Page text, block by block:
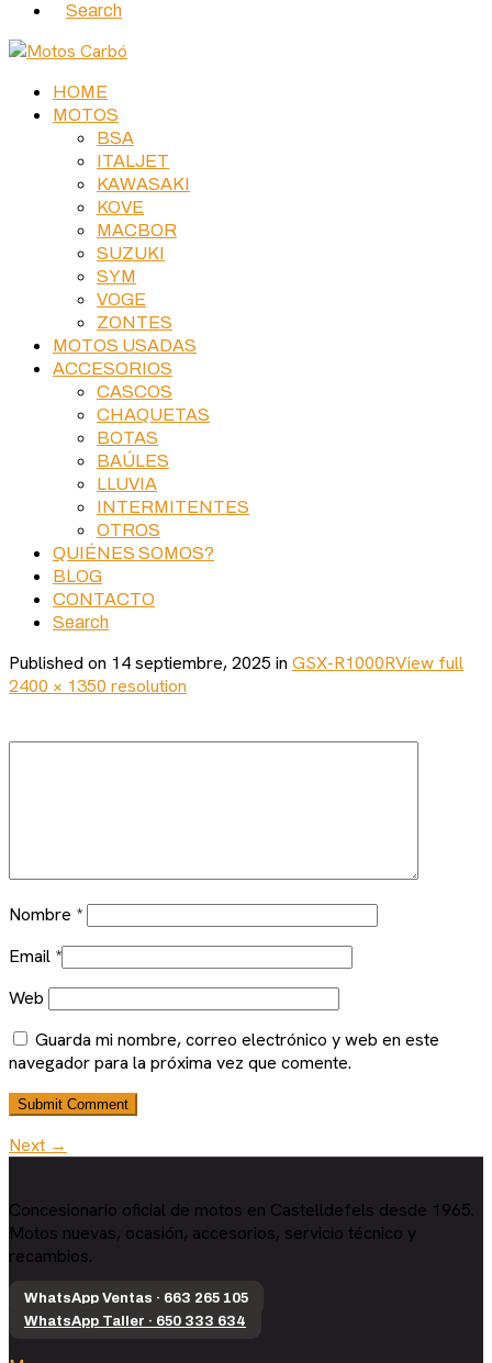
Search
HOME
MOTOS
BSA
ITALJET
KAWASAKI
KOVE
MACBOR
SUZUKI
SYM
VOGE
ZONTES
MOTOS USADAS
ACCESORIOS
CASCOS
CHAQUETAS
BOTAS
BAÚLES
LLUVIA
INTERMITENTES
OTROS
QUIÉNES SOMOS?
BLOG
CONTACTO
Search
Published on 14 septiembre, 2025 in GSX-R1000RView full
2400 × 1350 resolution
Nombre *
Email *
Web
Guarda mi nombre, correo electrónico y web en este
navegador para la próxima vez que comente.
Next →
Concesionario oficial de motos en Castelldefels desde 1965.
Motos nuevas, ocasión, accesorios, servicio técnico y
recambios.
WhatsApp Ventas · 663 265 105
WhatsApp Taller · 650 333 634